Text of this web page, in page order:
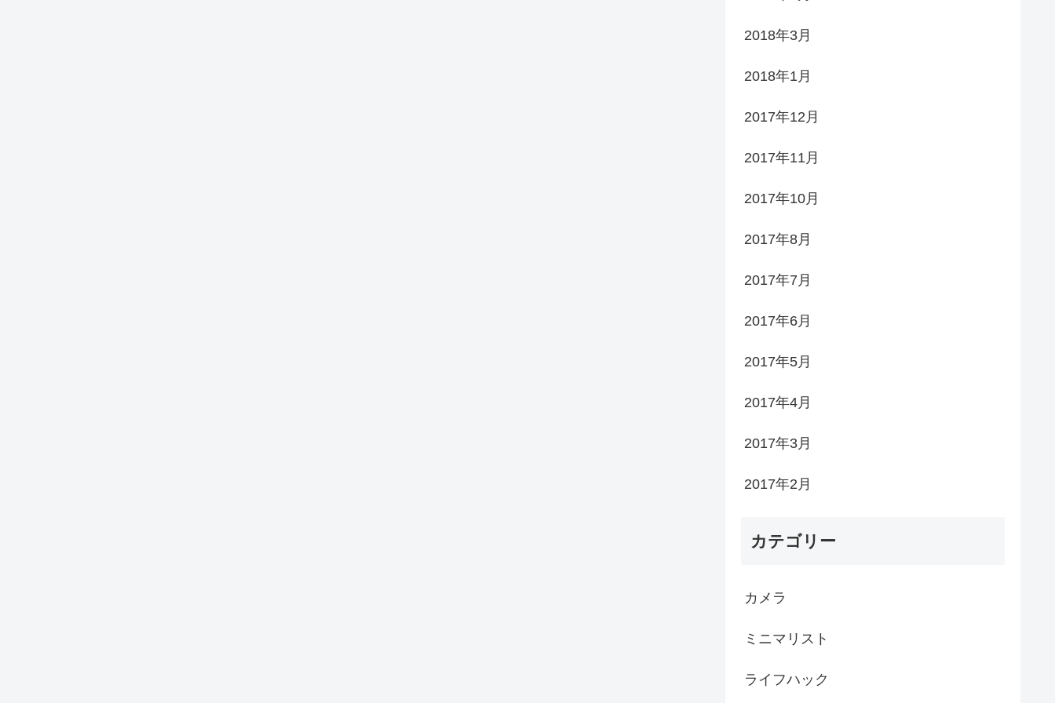
2018年3月
2018年1月
2017年12月
2017年11月
2017年10月
2017年8月
2017年7月
2017年6月
2017年5月
2017年4月
2017年3月
2017年2月
カテゴリー
カメラ
ミニマリスト
ライフハック